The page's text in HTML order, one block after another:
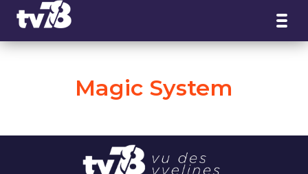
Magic System
Panneau de gestion des cookies